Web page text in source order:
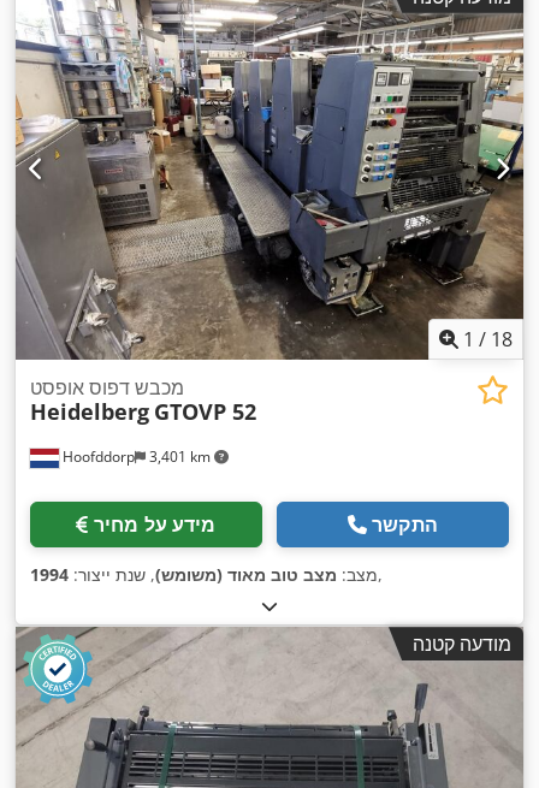
1 / 18
Hoofddorp 3,401 km
מכבש דפוס אופסט
Heidelberg GTOVP 52
מידע על מחיר התקשר
מצב: מצב טוב מאוד (משומש), שנת ייצור: 1994 ,
מודעה קטנה